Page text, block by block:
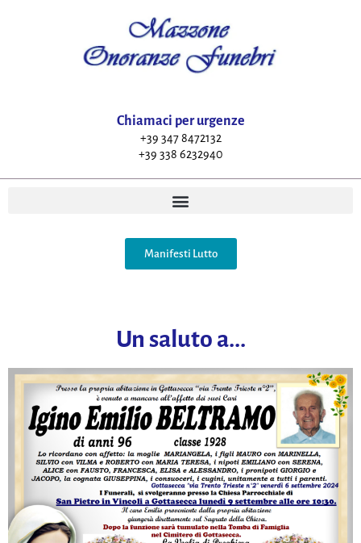
Chiamaci per urgenze
+39 347 8472132
+39 338 6232940
Manifesti Lutto
Un saluto a...